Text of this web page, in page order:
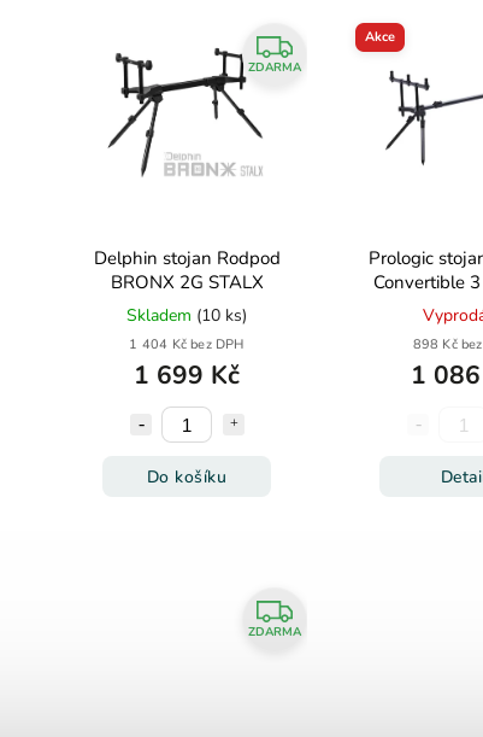
ZDARMA
Delphin stojan Rodpod
BRONX 2G STALX
Skladem (10 ks)
1 404 Kč bez DPH
1 699 Kč
Do košíku
Akce
Prologic
Convertible
898 Kč
1
ZDARMA